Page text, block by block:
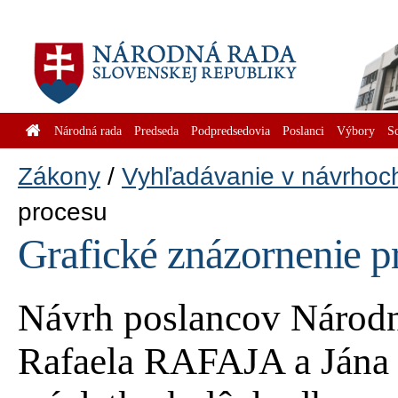
Národná rada Predseda Podpredsedovia Poslanci Výbory
Zákony
Vyhľadávanie v
procesu
Grafické znázornenie
Návrh poslancov
Rafaela RAFAJA a